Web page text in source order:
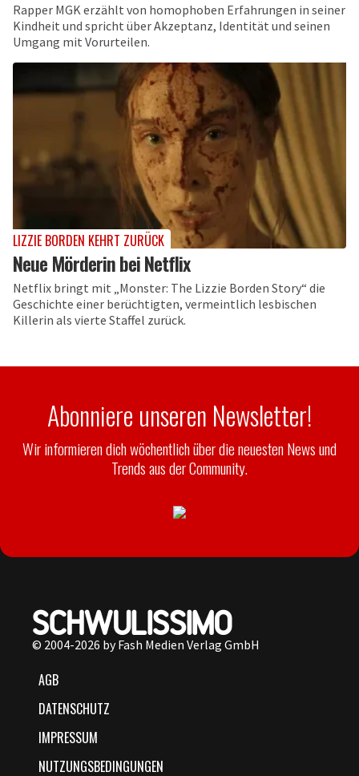
Rapper MGK erzählt von homophoben Erfahrungen in seiner
Kindheit und spricht über Akzeptanz, Identität und seinen
Umgang mit Vorurteilen.
LIZZIE BORDEN KEHRT ZURÜCK
Neue Mörderin bei Netflix
Netflix bringt mit „Monster: The Lizzie Borden Story“ die
Geschichte einer berüchtigten, vermeintlich lesbischen
Killerin als vierte Staffel zurück.
Abonniere unseren Newsletter!
Wir informieren dich wöchentlich über die neuesten News und
Trends aus der Community.
© 2004-2026 by Fash Medien Verlag GmbH
AGB
DATENSCHUTZ
IMPRESSUM
NUTZUNGSBEDINGUNGEN